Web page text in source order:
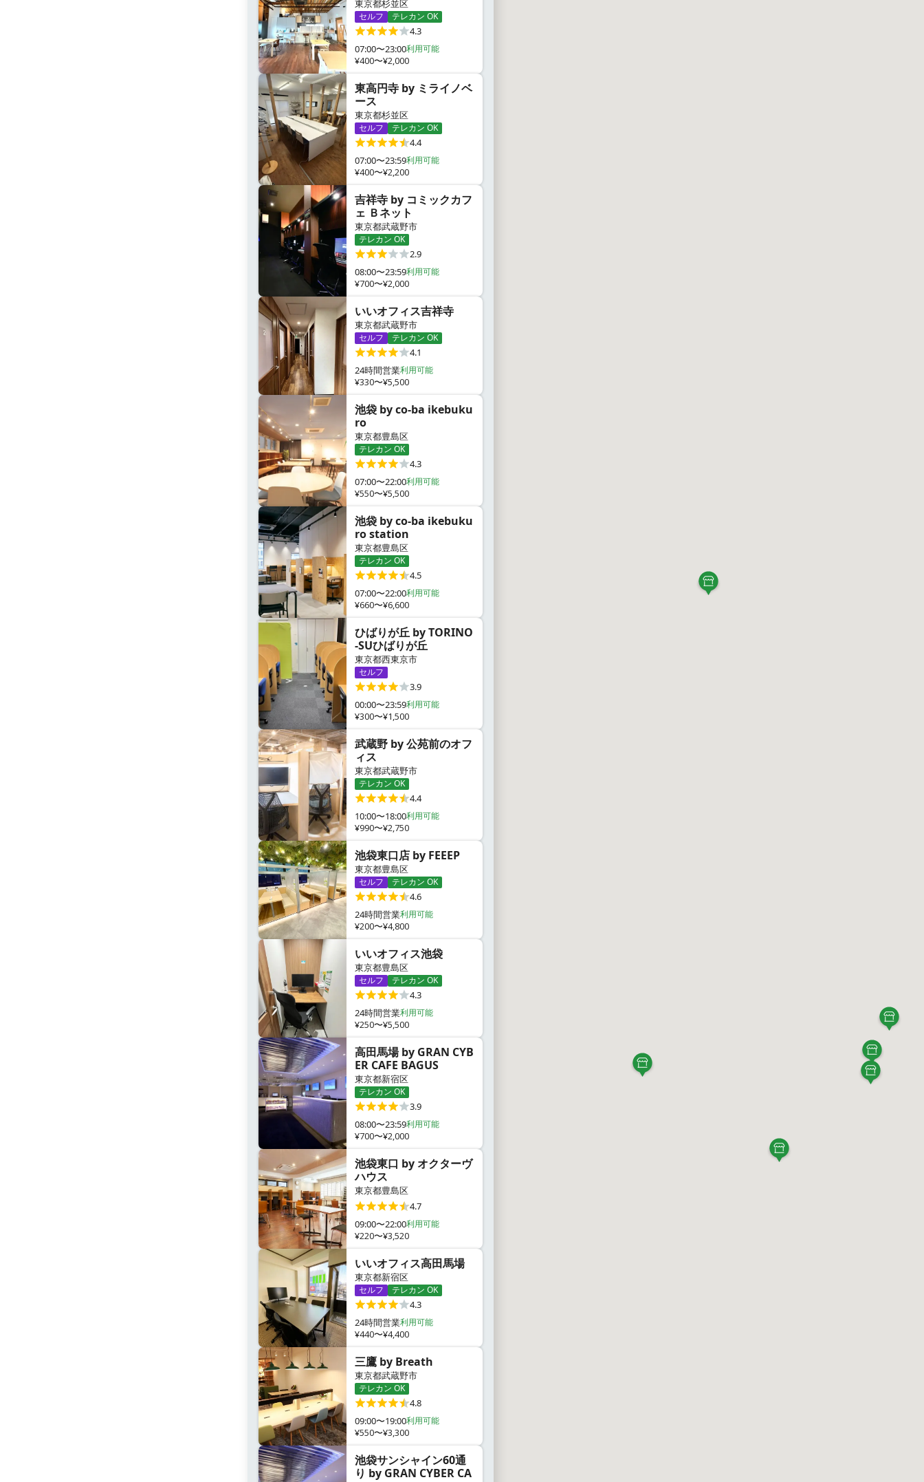
東京都杉並区
セルフ テレカン OK
4.3
07:00〜23:00利用可能
¥400〜¥2,000
東高円寺 by ミライノベ
ース
東京都杉並区
セルフ テレカン OK
4.4
07:00〜23:59利用可能
¥400〜¥2,200
吉祥寺 by コミックカフ
ェ Ｂネット
東京都武蔵野市
テレカン OK
2.9
08:00〜23:59利用可能
¥700〜¥2,000
いいオフィス吉祥寺
東京都武蔵野市
セルフ テレカン OK
4.1
24時間営業利用可能
¥330〜¥5,500
池袋 by co-ba ikebuku
ro
東京都豊島区
テレカン OK
4.3
07:00〜22:00利用可能
¥550〜¥5,500
池袋 by co-ba ikebuku
ro station
東京都豊島区
テレカン OK
4.5
07:00〜22:00利用可能
¥660〜¥6,600
ひばりが丘 by TORINO
-SUひばりが丘
東京都西東京市
セルフ
3.9
00:00〜23:59利用可能
¥300〜¥1,500
武蔵野 by 公苑前のオフ
ィス
東京都武蔵野市
テレカン OK
4.4
10:00〜18:00利用可能
¥990〜¥2,750
池袋東口店 by FEEEP
東京都豊島区
セルフ テレカン OK
4.6
24時間営業利用可能
¥200〜¥4,800
いいオフィス池袋
東京都豊島区
セルフ テレカン OK
4.3
24時間営業利用可能
¥250〜¥5,500
高田馬場 by GRAN CYB
ER CAFE BAGUS
東京都新宿区
テレカン OK
3.9
08:00〜23:59利用可能
¥700〜¥2,000
池袋東口 by オクターヴ
ハウス
東京都豊島区
4.7
09:00〜22:00利用可能
¥220〜¥3,520
いいオフィス高田馬場
東京都新宿区
セルフ テレカン OK
4.3
24時間営業利用可能
¥440〜¥4,400
三鷹 by Breath
東京都武蔵野市
テレカン OK
4.8
09:00〜19:00利用可能
¥550〜¥3,300
池袋サンシャイン60通
り by GRAN CYBER CA